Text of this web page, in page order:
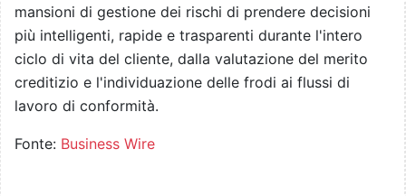
mansioni di gestione dei rischi di prendere decisioni
più intelligenti, rapide e trasparenti durante l'intero
ciclo di vita del cliente, dalla valutazione del merito
creditizio e l'individuazione delle frodi ai flussi di
lavoro di conformità.
Fonte: Business Wire